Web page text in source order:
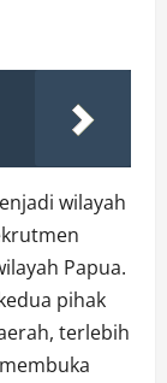
wilayah
Papua.
pihak
terlebih